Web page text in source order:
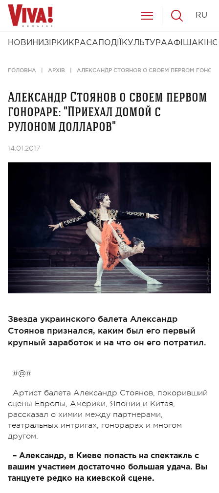
НОВИНИ ЗІРКИ КРАСА ПОДІЇ КУЛЬТУРААФІША КІНО
RU
ГОЛОВНА АРХІВ АЛЕКСАНДР СТОЯНОВ О СВОЕМ ПЕРВОМ
Александр Стоянов о своем первом
гонораре: "Приехал домой с
рулоном долларов"
14.01.2017
Звезда украинского балета Александр
Стоянов признался, каким был его первый
крупный заработок и на что он его потратил.
#@#
Артист балета Александр Стоянов, покоривший
сцены Европы, Америки, Японии и Китая,
рассказал о химии между партнерами,
театральных интригах, гонорарах и многом
другом.
– Александр, в Киеве попасть на спектакль с
вашим участием достаточно большая удача. Вы
танцуете редко на киевской сцене.